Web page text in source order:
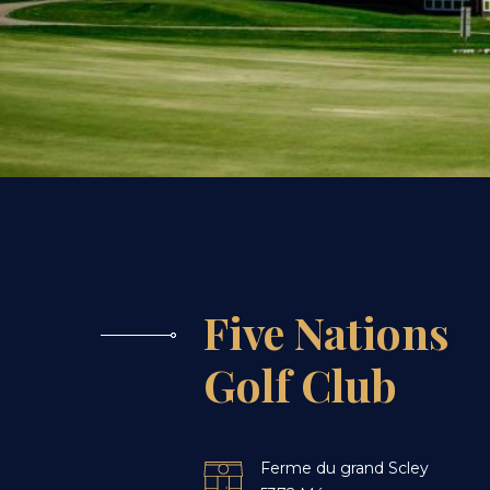
Five Nations
Golf Club
Icon
Ferme du grand Scley